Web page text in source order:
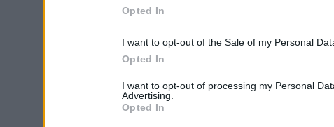
Opted In
I want to opt-out of the Sale of my Personal
Opted In
I want to opt-out of processing my Personal
Advertising.
Opted In